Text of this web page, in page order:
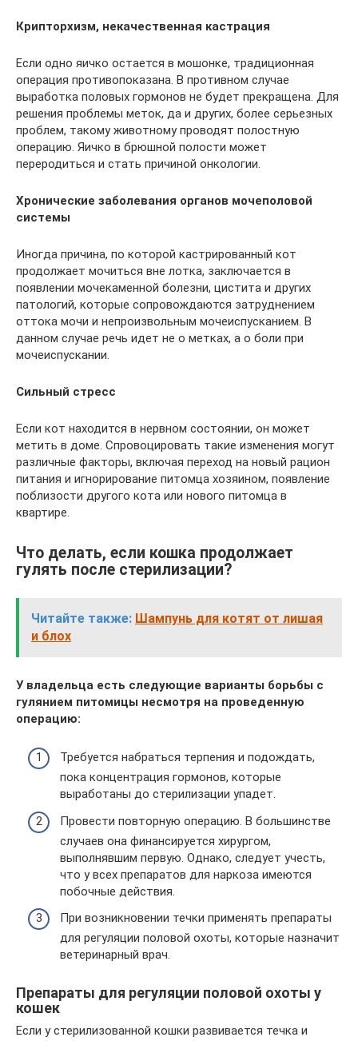
Крипторхизм, некачественная кастрация
Если одно яичко остается в мошонке, традиционная
операция противопоказана. В противном случае
выработка половых гормонов не будет прекращена. Для
решения проблемы меток, да и других, более серьезных
проблем, такому животному проводят полостную
операцию. Яичко в брюшной полости может
переродиться и стать причиной онкологии.
Хронические заболевания органов мочеполовой
системы
Иногда причина, по которой кастрированный кот
продолжает мочиться вне лотка, заключается в
появлении мочекаменной болезни, цистита и других
патологий, которые сопровождаются затруднением
оттока мочи и непроизвольным мочеиспусканием. В
данном случае речь идет не о метках, а о боли при
мочеиспускании.
Сильный стресс
Если кот находится в нервном состоянии, он может
метить в доме. Спровоцировать такие изменения могут
различные факторы, включая переход на новый рацион
питания и игнорирование питомца хозяином, появление
поблизости другого кота или нового питомца в
квартире.
Что делать, если кошка продолжает
гулять после стерилизации?
Читайте также: Шампунь для котят от лишая
и блох
У владельца есть следующие варианты борьбы с
гулянием питомицы несмотря на проведенную
операцию:
Требуется набраться терпения и подождать,
пока концентрация гормонов, которые
выработаны до стерилизации упадет.
Провести повторную операцию. В большинстве
случаев она финансируется хирургом,
выполнявшим первую. Однако, следует учесть,
что у всех препаратов для наркоза имеются
побочные действия.
При возникновении течки применять препараты
для регуляции половой охоты, которые назначит
ветеринарный врач.
Препараты для регуляции половой охоты у
кошек
Если у стерилизованной кошки развивается течка и